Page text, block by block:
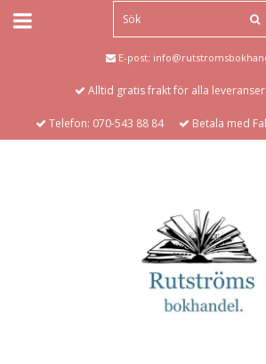
E-post:
Alltid gratis frakt för alla
Telefon: 070-543 88 84 Betala med